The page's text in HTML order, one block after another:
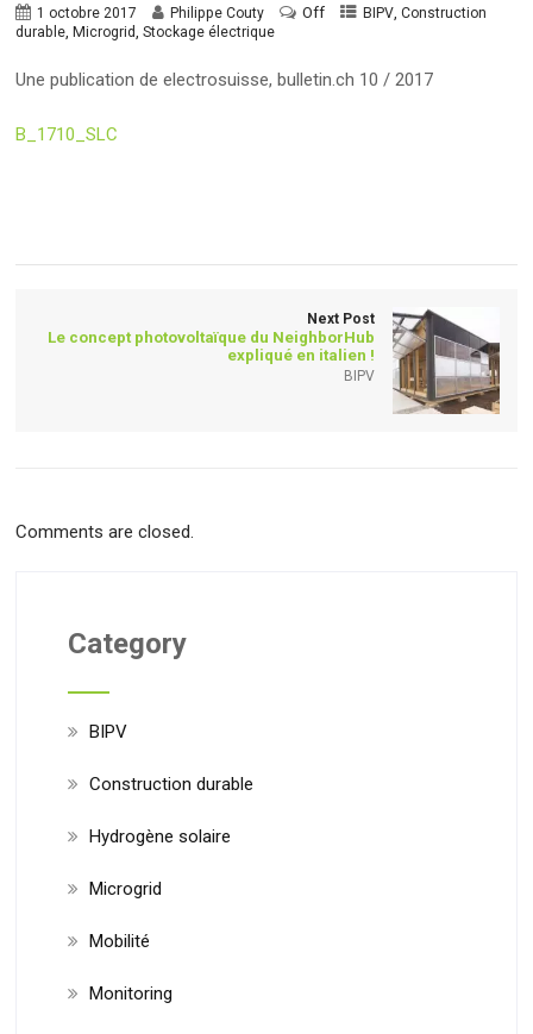
1 octobre 2017 Philippe Couty Off BIPV,Construction
durable,Microgrid,Stockage électrique
Une publication de electrosuisse, bulletin.ch 10 / 2017
B_1710_SLC
Next Post
Le concept photovoltaïque du NeighborHub
expliqué en italien !
BIPV
Comments are closed.
Category
BIPV
Construction durable
Hydrogène solaire
Microgrid
Mobilité
Monitoring